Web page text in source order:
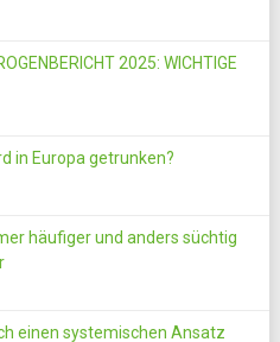
2025: WICHTIGE
in Europa getrunken?
häufiger und anders süchtig
einen systemischen Ansatz